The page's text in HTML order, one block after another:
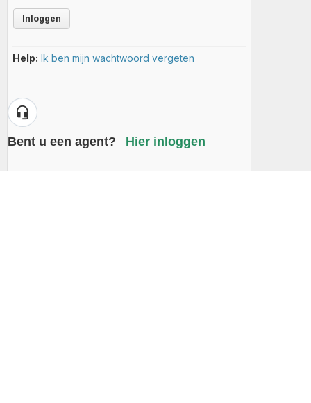
Help: Ik ben mijn wachtwoord vergeten
Bent u een agent? Hier inloggen